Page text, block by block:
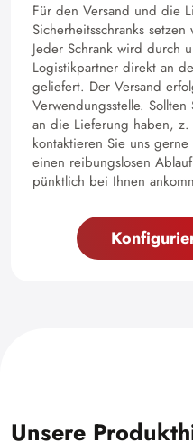
Für den Versand und die
Sicherheitsschranks
Jeder Schrank wird durch
Logistikpartner direkt an
geliefert. Der Versand
Verwendungsstelle.
an die Lieferung haben, z.
kontaktieren Sie uns
einen reibungslosen
pünktlich bei Ihnen
Unsere